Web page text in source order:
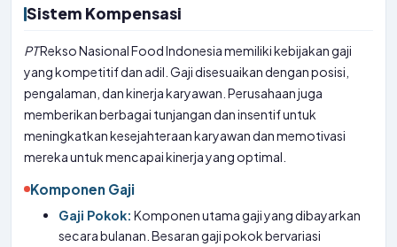
Sistem Kompensasi
PTRekso Nasional Food Indonesia memiliki kebijakan gaji
yang kompetitif dan adil. Gaji disesuaikan dengan posisi,
pengalaman, dan kinerja karyawan. Perusahaan juga
memberikan berbagai tunjangan dan insentif untuk
meningkatkan kesejahteraan karyawan dan memotivasi
mereka untuk mencapai kinerja yang optimal.
Komponen Gaji
Gaji Pokok: Komponen utama gaji yang dibayarkan
secara bulanan. Besaran gaji pokok bervariasi